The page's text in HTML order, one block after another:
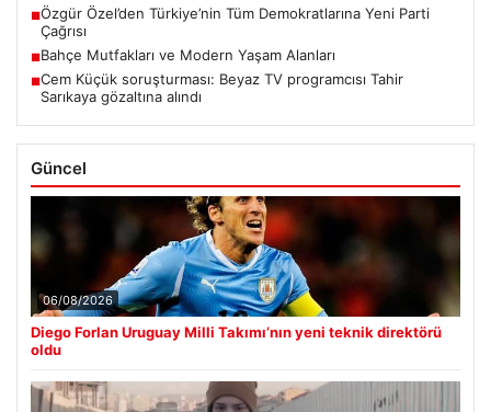
■Özgür Özel’den Türkiye’nin Tüm Demokratlarına Yeni Parti
Çağrısı
■Bahçe Mutfakları ve Modern Yaşam Alanları
■Cem Küçük soruşturması: Beyaz TV programcısı Tahir
Sarıkaya gözaltına alındı
Güncel
06/08/2026
Diego Forlan Uruguay Milli Takımı’nın yeni teknik direktörü
oldu